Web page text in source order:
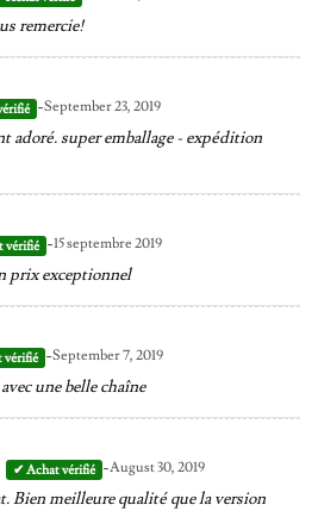
remercie!
-September 23, 2019
adoré. super emballage - expédition
-15 septembre 2019
prix exceptionnel
-September 7, 2019
une belle chaîne
-August 30, 2019
Bien meilleure qualité que la version